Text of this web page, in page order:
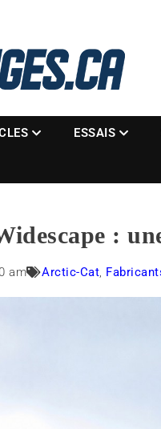
ESSAIS
:
am Arctic-Cat,